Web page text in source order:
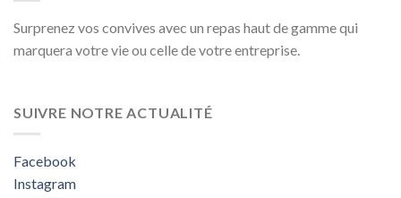
Surprenez vos convives avec un repas haut de gamme qui
marquera votre vie ou celle de votre entreprise.
SUIVRE NOTRE ACTUALITÉ
Facebook
Instagram